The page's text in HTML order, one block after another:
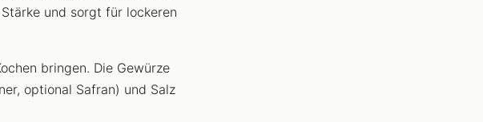
und sorgt für lockeren
bringen. Die Gewürze
optional Safran) und Salz